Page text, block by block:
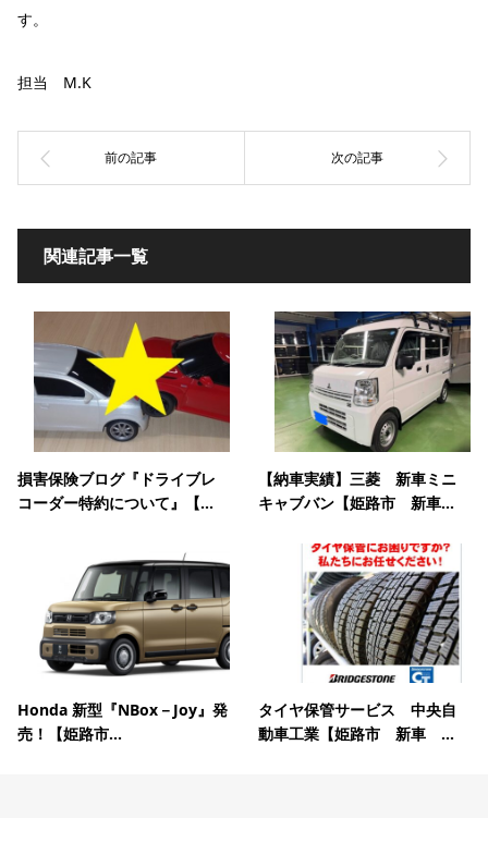
す。
担当 M.K
関連記事一覧
損害保険ブログ『ドライブレ
コーダー特約について』【...
【納車実績】三菱 新車ミニ
キャブバン【姫路市 新車...
Honda 新型『NBox－Joy』発
売！【姫路市...
タイヤ保管サービス 中央自
動車工業【姫路市 新車 ...